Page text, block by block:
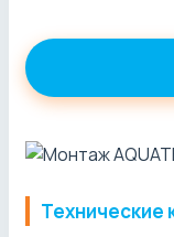
Технические